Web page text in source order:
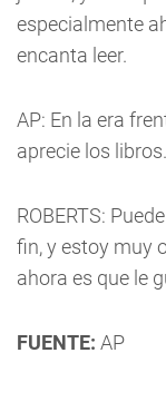
especialmente
encanta leer.
AP: En la era
aprecie los libros.
ROBERTS:
fin, y estoy muy
ahora es que le
FUENTE: AP